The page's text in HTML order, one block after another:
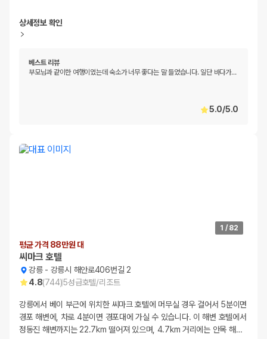
상세정보 확인
베스트 리뷰
부모님과 같이한 여행이였는데 숙소가 너무 좋다는 말 들었습니다. 일단 바다가…
5.0/5.0
1 / 82
평균 가격 88만원 대
씨마크 호텔
강릉- 강릉시 해안로406번길 2
4.8(744)5성급호텔/리조트
강릉에서 베이 부근에 위치한 씨마크 호텔에 머무실 경우 걸어서 5분이면
경포 해변에, 차로 4분이면 경포대에 가실 수 있습니다. 이 해변 호텔에서
정동진 해변까지는 22.7km 떨어져 있으며, 4.7km 거리에는 안목 해…